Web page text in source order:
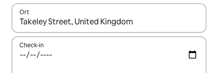
Ort
Wenn Ergebnisse verfügbar sind, navigiere mit den
Check-in